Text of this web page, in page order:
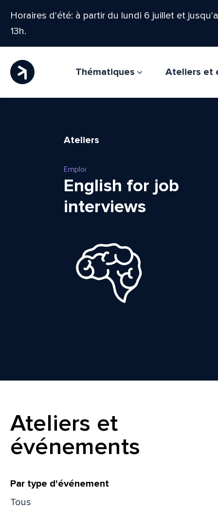
Horaires d'été: à partir du lundi 6 juillet et
13h.
Thématiques Ateliers et
Ateliers
Emploi
English for job
interviews
Ateliers et
événements
Filtrer
Par type d'événement
Tous